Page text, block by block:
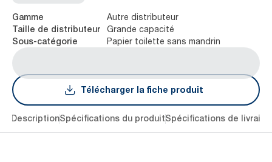
Gamme Autre distributeur
Taille de distributeur Grande capacité
Sous-catégorie Papier toilette sans mandrin
Télécharger la fiche produit
DescriptionSpécifications du produitSpécifications de